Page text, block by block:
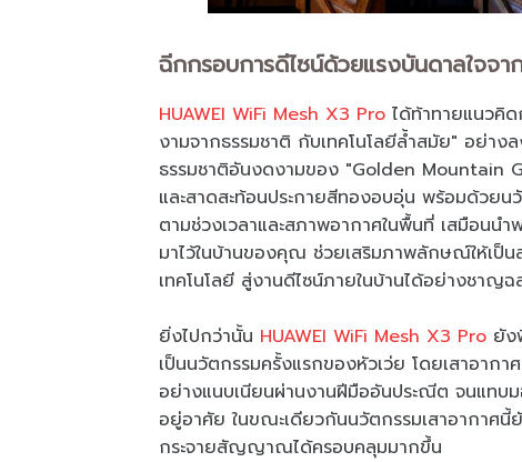
ฉีกกรอบการดีไซน์ด้วยแรงบันดาลใจจา
HUAWEI WiFi Mesh X3 Pro ได้ท้าทายแนวคิ
งามจากธรรมชาติ กับเทคโนโลยีล้ำสมัย" อย่า
ธรรมชาติอันงดงามของ "Golden Mountain
และสาดสะท้อนประกายสีทองอบอุ่น พร้อมด้ว
ตามช่วงเวลาและสภาพอากาศในพื้นที่ เสมือนน
มาไว้ในบ้านของคุณ ช่วยเสริมภาพลักษณ์ให้เป็
เทคโนโลยี สู่งานดีไซน์ภายในบ้านได้อย่างชาญฉ
ยิ่งไปกว่านั้น HUAWEI WiFi Mesh X3 Pro ยัง
เป็นนวัตกรรมครั้งแรกของหัวเว่ย โดยเสาอาก
อย่างแนบเนียนผ่านงานฝีมืออันประณีต จนแทบ
อยู่อาศัย ในขณะเดียวกันนวัตกรรมเสาอากา
กระจายสัญญาณได้ครอบคลุมมากขึ้น